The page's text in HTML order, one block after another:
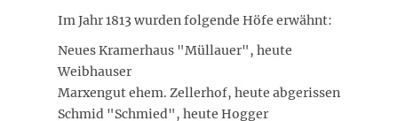
Im Jahr 1813 wurden folgende Höfe erwähnt:
Neues Kramerhaus "Müllauer", heute
Weibhauser
Marxengut ehem. Zellerhof, heute abgerissen
Schmid "Schmied", heute Hogger